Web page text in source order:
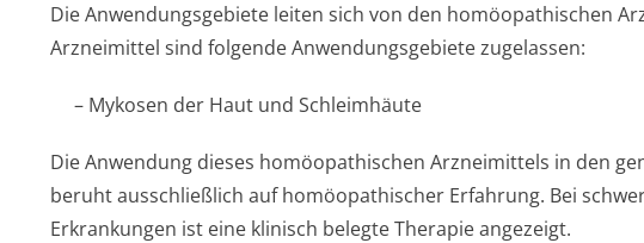
Die Anwendungsgebiete leiten sich von den homöopathischen
Arzneimittel sind folgende Anwendungsgebiete zugelassen:
– Mykosen der Haut und Schleimhäute
Die Anwendung dieses homöopathischen Arzneimittels in den
beruht ausschließlich auf homöopathischer Erfahrung. Bei
Erkrankungen ist eine klinisch belegte Therapie angezeigt.